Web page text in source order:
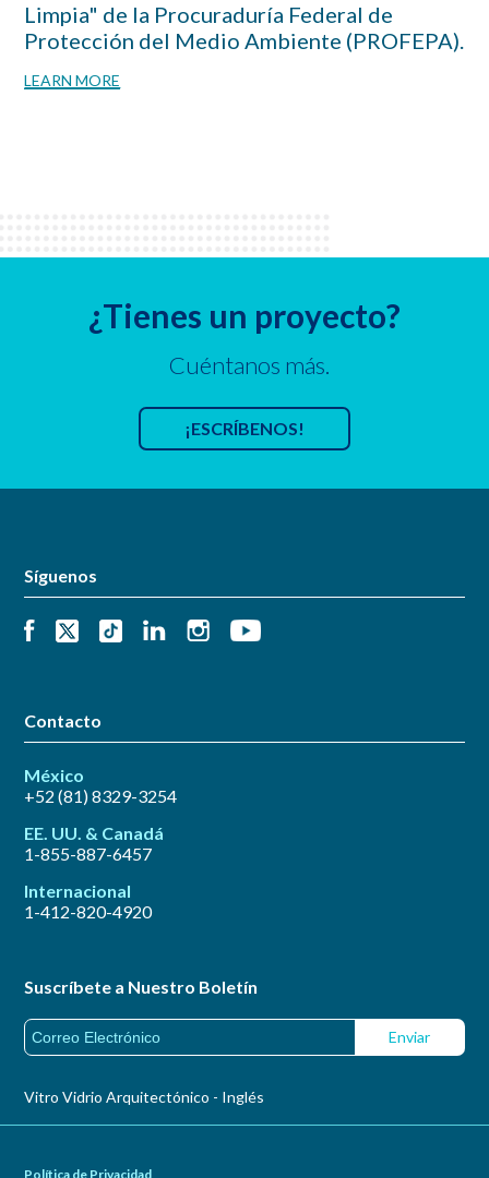
Limpia" de la Procuraduría Federal de
Protección del Medio Ambiente (PROFEPA).
LEARN MORE
¿Tienes un proyecto?
Cuéntanos más.
¡ESCRÍBENOS!
Síguenos
Contacto
México
+52 (81) 8329-3254
EE. UU. & Canadá
1-855-887-6457
Internacional
1-412-820-4920
Suscríbete a Nuestro Boletín
Vitro Vidrio Arquitectónico - Inglés
Política de Privacidad